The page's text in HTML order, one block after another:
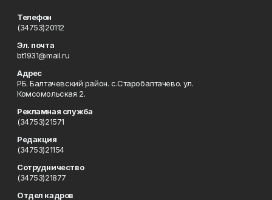
Телефон
(34753)20112
Эл. почта
bt1931@mail.ru
Адрес
РБ. Балтачевский район. с.Старобалтачево. ул.
Комсомольская 2.
Рекламная служба
(34753)21571
Редакция
(34753)21154
Сотрудничество
(34753)21877
Отдел кадров